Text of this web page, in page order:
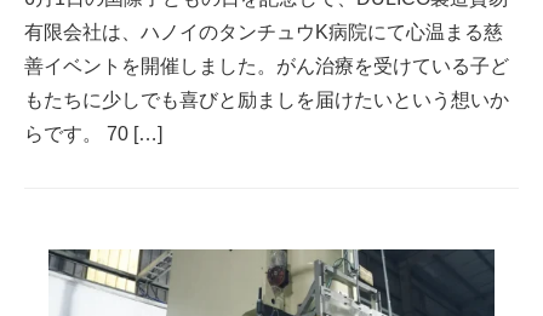
有限会社は、ハノイのタンチュウK病院にて心温まる慈
善イベントを開催しました。がん治療を受けている子ど
もたちに少しでも喜びと励ましを届けたいという想いか
らです。 70 […]